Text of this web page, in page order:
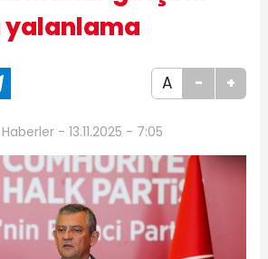
yalanlama
A - +
- 13.11.2025 - 7:05